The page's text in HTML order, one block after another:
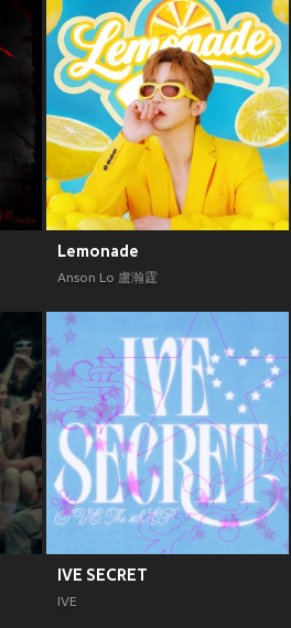
Lemonade
Anson Lo 盧瀚霆
IVE SECRET
IVE